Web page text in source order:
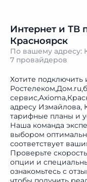
Интернет и ТВ
Красноярск
По вашему адресу:
7 провайдеров
Хотите подключить
адресу Измайлова,
тарифные планы и
Наша команда
выбором
соответствует
Проверьте
опции и
ознакомьтесь с